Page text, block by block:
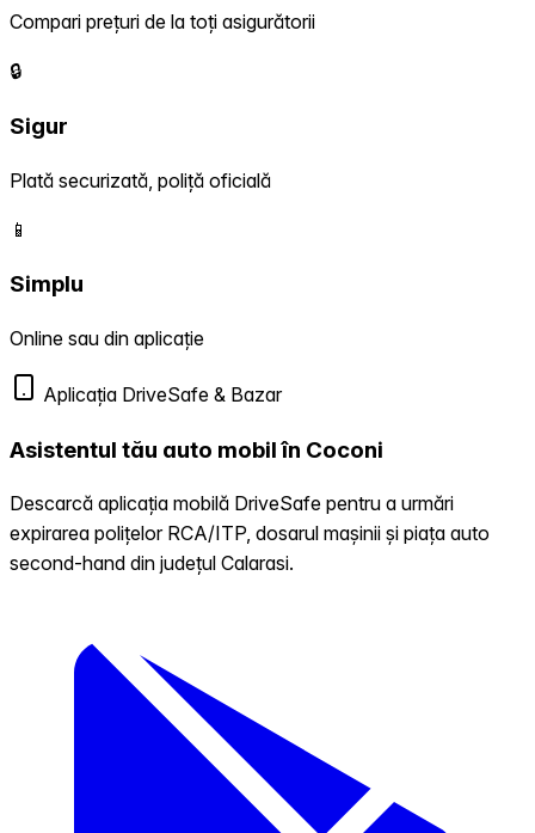
Compari prețuri de la toți asigurătorii
🔒
Sigur
Plată securizată, poliță oficială
📱
Simplu
Online sau din aplicație
Aplicația DriveSafe & Bazar
Asistentul tău auto mobil în Coconi
Descarcă aplicația mobilă DriveSafe pentru a urmări
expirarea polițelor RCA/ITP, dosarul mașinii și piața auto
second-hand din județul Calarasi.